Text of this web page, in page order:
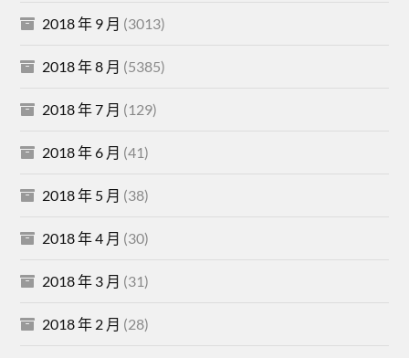
2018 年 9 月 (3013)
2018 年 8 月 (5385)
2018 年 7 月 (129)
2018 年 6 月 (41)
2018 年 5 月 (38)
2018 年 4 月 (30)
2018 年 3 月 (31)
2018 年 2 月 (28)